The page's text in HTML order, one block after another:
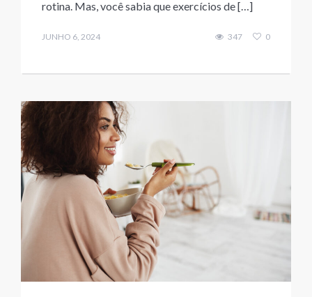
rotina. Mas, você sabia que exercícios de […]
JUNHO 6, 2024 347 0